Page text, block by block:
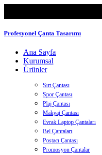
Profesyonel Çanta Tasarımı
Ana Sayfa
Kurumsal
Ürünler
Sırt Çantası
Spor Çantası
Plaj Çantası
Makyaj Çantası
Evrak Laptop Çantaları
Bel Çantaları
Postacı Çantası
Promosyon Çantalar